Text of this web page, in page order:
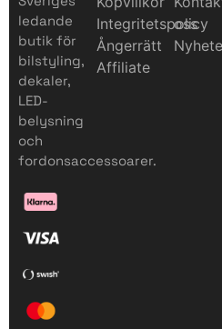
ledande
butik för
bilstyling,
dekaler,
LED-
belysning
och
fordonsaccessoarer.
Integritetspolicy
Ångerrätt
Affiliate
oss